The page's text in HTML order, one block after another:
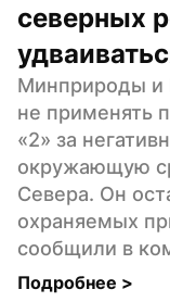
северных
Минприроды и
не применять
«2» за
окружающую
Севера. Он
охраняемых
сообщили в
Подробнее >